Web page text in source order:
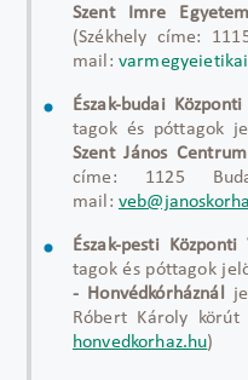
Szent Imre
(Székhely címe:
mail:
Észak-budai
tagok és póttagok
Szent János
címe: 1125
mail:
Észak-pesti
tagok és póttagok
- Honvédkórháznál
Róbert Károly
honvedkorhaz.hu)